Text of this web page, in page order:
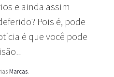
e ainda assim
Pois é, pode
é que você pode
Marcas.